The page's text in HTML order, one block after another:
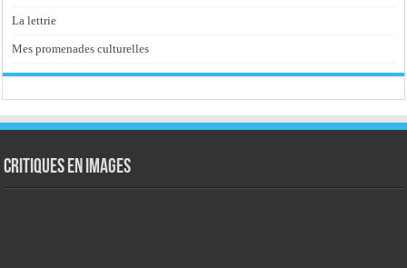
La lettrie
Mes promenades culturelles
Critiques en images